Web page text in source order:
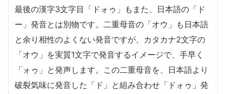
最後の漢字3文字目「ドォゥ」もまた、日本語の「ド
ー」発音とは別物です。二重母音の「オウ」も日本語
と余り相性のよくない発音ですが、カタカナ2文字の
「オウ」を実質1文字で発音するイメージで、手早く
「ォゥ」と発声します。この二重母音を、日本語より
破裂気味に発音した「ド」と組み合わせ「ドォゥ」発